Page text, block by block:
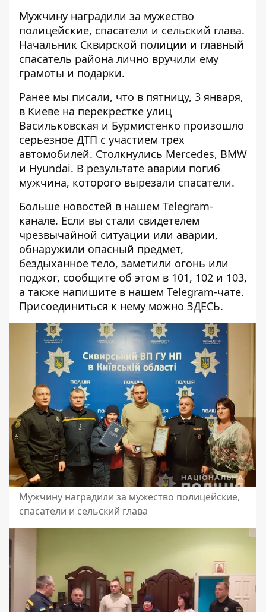
Мужчину наградили за мужество
полицейские, спасатели и сельский глава.
Начальник Сквирской полиции и главный
спасатель района лично вручили ему
грамоты и подарки.
Ранее мы писали, что в пятницу, 3 января,
в Киеве на перекрестке улиц
Васильковская и Бурмистенко произошло
серьезное ДТП с участием трех
автомобилей. Столкнулись Mercedes, BMW
и Hyundai. В результате аварии погиб
мужчина, которого вырезали спасатели.
Больше новостей в нашем Telegram-
канале. Если вы стали свидетелем
чрезвычайной ситуации или аварии,
обнаружили опасный предмет,
бездыханное тело, заметили огонь или
поджог, сообщите об этом в 101, 102 и 103,
а также напишите в нашем Telegram-чате.
Присоединиться к нему можно ЗДЕСЬ.
Мужчину наградили за мужество полицейские,
спасатели и сельский глава